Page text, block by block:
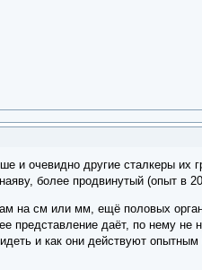
и очевидно другие сталкеры их
более продвинутый (опыт в
на см или мм, ещё половых
представление даёт, по нему не
и как они действуют опытным